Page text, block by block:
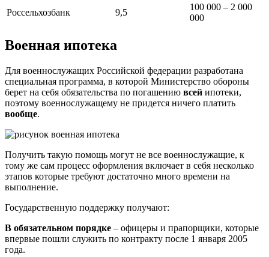
Россельхозбанк
9,5
100 000 – 2 000
000
Военная ипотека
Для военнослужащих Российской федерации разработана
специальная программа, в которой Министерство обороны
берет на себя обязательства по погашению всей ипотеки,
поэтому военнослужащему не придется ничего платить
вообще.
Получить такую помощь могут не все военнослужащие, к
тому же сам процесс оформления включает в себя несколько
этапов которые требуют достаточно много времени на
выполнение.
Государственную поддержку получают:
В обязательном порядке – офицеры и прапорщики, которые
впервые пошли служить по контракту после 1 января 2005
года.